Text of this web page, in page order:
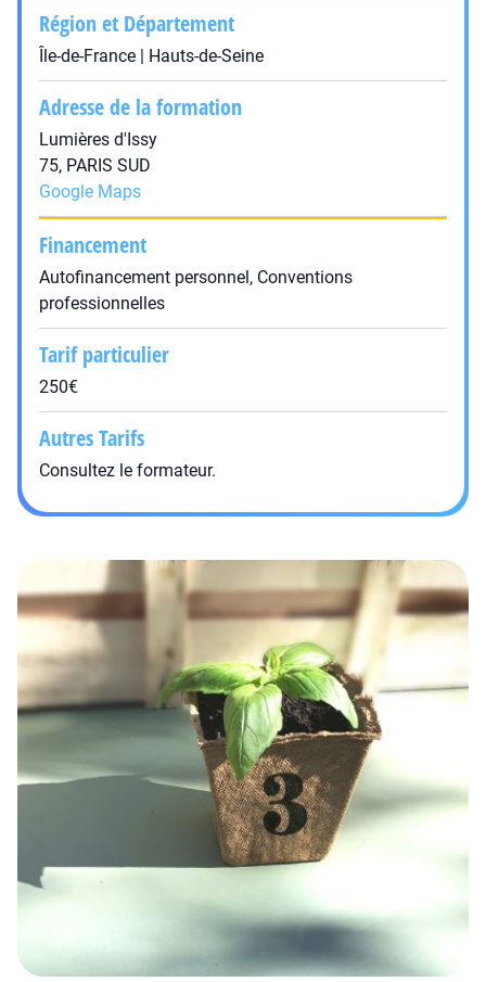
Région et Département
Île-de-France | Hauts-de-Seine
Adresse de la formation
Lumières d'Issy
75, PARIS SUD
Google Maps
Financement
Autofinancement personnel, Conventions
professionnelles
Tarif particulier
250€
Autres Tarifs
Consultez le formateur.